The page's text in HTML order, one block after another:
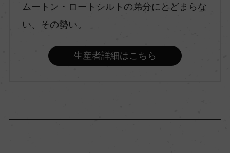
品種（原材料）
カベルネ・ソーヴィニヨン/メルロー/カベルネ・フ
ムートン・ロートシルトの弟分にとどまらな
い、その勢い。
生産者詳細はこちら